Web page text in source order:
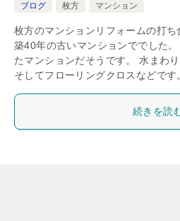
ブログ
枚方 マンション
枚方のマンションリフォームの打ち
築40年の古いマンションででした
たマンションだそうです。 水まわ
そしてフローリングクロスなどで
続きを読